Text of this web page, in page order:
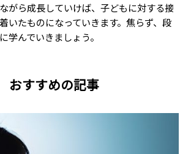
がら成長していけば、子どもに対する接
いたものになっていきます。焦らず、段
学んでいきましょう。
おすすめの記事